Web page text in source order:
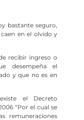
bastante seguro,
en el olvido y
recibir ingreso o
desempeña el
y que no es en
el Decreto
“Por el cual se
remuneraciones